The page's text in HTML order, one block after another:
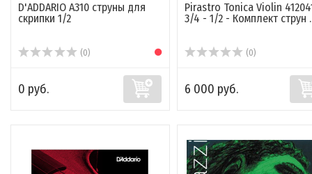
D'ADDARIO A310 струны для
скрипки 1/2
(0)
0 руб.
Pirastro Tonica Violin
3/4 - 1/2 - Комплект струн
(0)
6 000 руб.